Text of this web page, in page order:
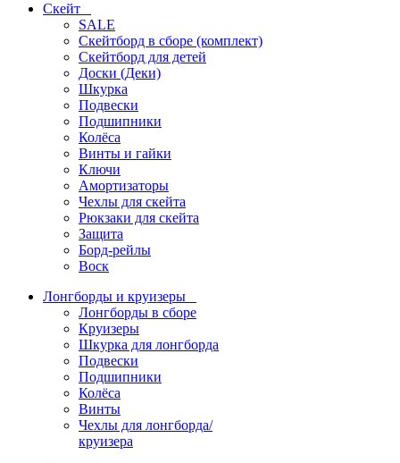
Скейт
SALE
Скейтборд в сборе (комплект)
Скейтборд для детей
Доски (Деки)
Шкурка
Подвески
Подшипники
Колёса
Винты и гайки
Ключи
Амортизаторы
Чехлы для скейта
Рюкзаки для скейта
Защита
Борд-рейлы
Воск
Лонгборды и круизеры
Лонгборды в сборе
Круизеры
Шкурка для лонгборда
Подвески
Подшипники
Колёса
Винты
Чехлы для лонгборда/
круизера